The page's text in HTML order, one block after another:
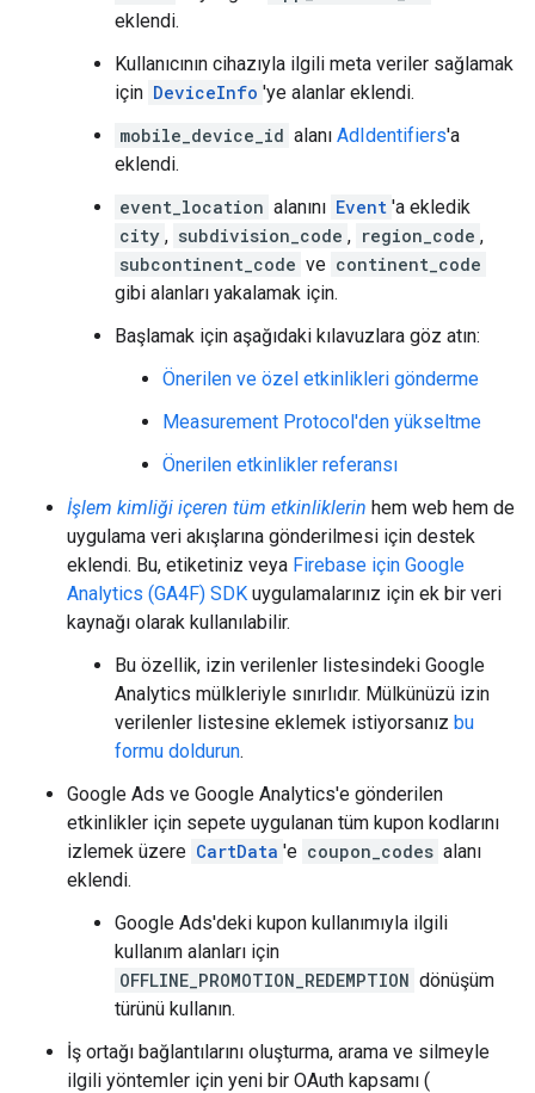
eklendi.
Kullanıcının cihazıyla ilgili meta veriler sağlamak
için DeviceInfo 'ye alanlar eklendi.
mobile_device_id alanı AdIdentifiers'a
eklendi.
event_location alanını Event 'a ekledik
city , subdivision_code , region_code ,
subcontinent_code ve continent_code
gibi alanları yakalamak için.
Başlamak için aşağıdaki kılavuzlara göz atın:
Önerilen ve özel etkinlikleri gönderme
Measurement Protocol'den yükseltme
Önerilen etkinlikler referansı
İşlem kimliği içeren tüm etkinliklerin hem web hem de
uygulama veri akışlarına gönderilmesi için destek
eklendi. Bu, etiketiniz veya Firebase için Google
Analytics (GA4F) SDK uygulamalarınız için ek bir veri
kaynağı olarak kullanılabilir.
Bu özellik, izin verilenler listesindeki Google
Analytics mülkleriyle sınırlıdır. Mülkünüzü izin
verilenler listesine eklemek istiyorsanız bu
formu doldurun.
Google Ads ve Google Analytics'e gönderilen
etkinlikler için sepete uygulanan tüm kupon kodlarını
izlemek üzere CartData 'e coupon_codes alanı
eklendi.
Google Ads'deki kupon kullanımıyla ilgili
kullanım alanları için
OFFLINE_PROMOTION_REDEMPTION dönüşüm
türünü kullanın.
İş ortağı bağlantılarını oluşturma, arama ve silmeyle
ilgili yöntemler için yeni bir OAuth kapsamı (